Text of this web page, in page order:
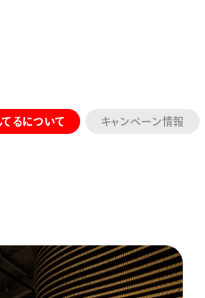
るについて キャンペーン情報